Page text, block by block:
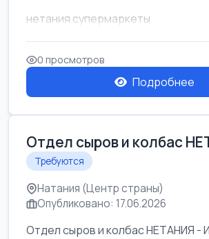
нетания супермаркеты
0 просмотров
Подробнее
Отдел сыров и колбас
Требуются
Натания (Центр страны)
Опубликовано: 17.06.2026
Отдел сыров и колбас НЕТАНИЯ -